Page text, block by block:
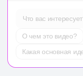
Что вас
О чем это видео?
Какая основная